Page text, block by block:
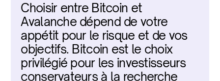
Choisir entre Bitcoin et
Avalanche dépend de votre
appétit pour le risque et de vos
objectifs. Bitcoin est le choix
privilégié pour les investisseurs
conservateurs à la recherche